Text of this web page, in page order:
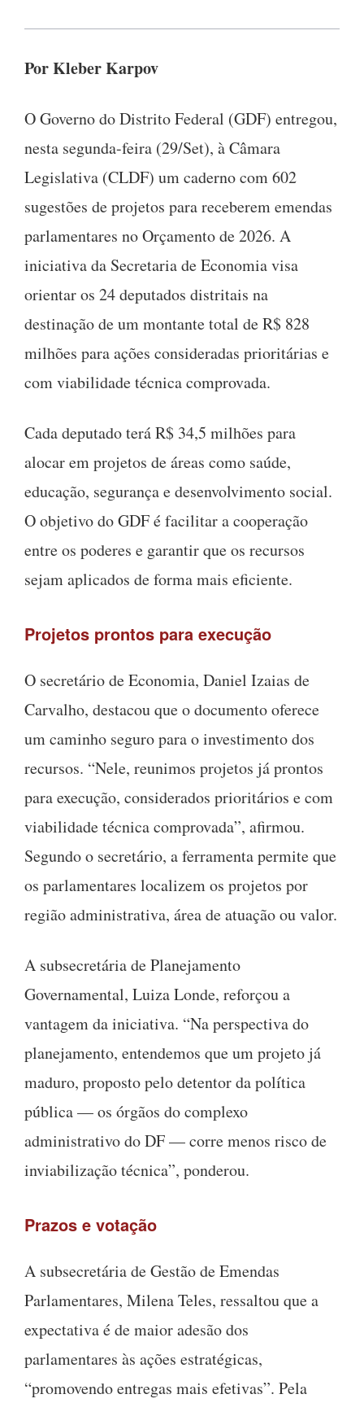
Por Kleber Karpov
O Governo do Distrito Federal (GDF) entregou,
nesta segunda-feira (29/Set), à Câmara
Legislativa (CLDF) um caderno com 602
sugestões de projetos para receberem emendas
parlamentares no Orçamento de 2026. A
iniciativa da Secretaria de Economia visa
orientar os 24 deputados distritais na
destinação de um montante total de R$ 828
milhões para ações consideradas prioritárias e
com viabilidade técnica comprovada.
Cada deputado terá R$ 34,5 milhões para
alocar em projetos de áreas como saúde,
educação, segurança e desenvolvimento social.
O objetivo do GDF é facilitar a cooperação
entre os poderes e garantir que os recursos
sejam aplicados de forma mais eficiente.
Projetos prontos para execução
O secretário de Economia, Daniel Izaias de
Carvalho, destacou que o documento oferece
um caminho seguro para o investimento dos
recursos. “Nele, reunimos projetos já prontos
para execução, considerados prioritários e com
viabilidade técnica comprovada”, afirmou.
Segundo o secretário, a ferramenta permite que
os parlamentares localizem os projetos por
região administrativa, área de atuação ou valor.
A subsecretária de Planejamento
Governamental, Luiza Londe, reforçou a
vantagem da iniciativa. “Na perspectiva do
planejamento, entendemos que um projeto já
maduro, proposto pelo detentor da política
pública — os órgãos do complexo
administrativo do DF — corre menos risco de
inviabilização técnica”, ponderou.
Prazos e votação
A subsecretária de Gestão de Emendas
Parlamentares, Milena Teles, ressaltou que a
expectativa é de maior adesão dos
parlamentares às ações estratégicas,
“promovendo entregas mais efetivas”. Pela